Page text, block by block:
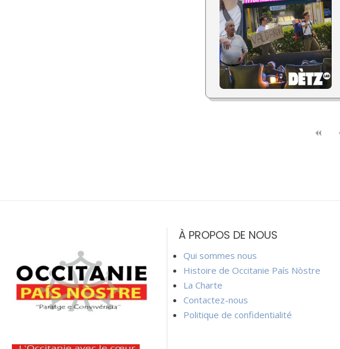
À PROPOS DE NOUS
Qui sommes nous
Histoire de Occitanie País Nòstre
La Charte
Contactez-nous
Politique de confidentialité